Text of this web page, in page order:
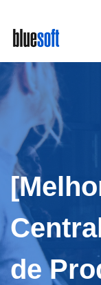
main
content
de